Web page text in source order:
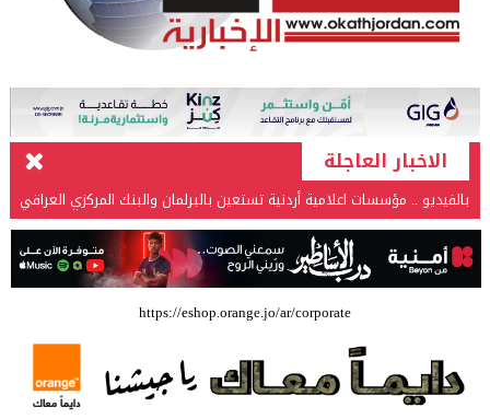
الاخبار العاجلة
بالفيديو .. إرادة القائد ثم التعليم ثم الصناعة والزراعة قذفت ببنجلاديش خلال
عشرين عاما من دخل الفرد ٤٠٠$ سنويا الى ٦٠٠٠ $ ، فهل نستطيع ؟؟؟؟؟
شركة تسابيح للسياحة والسفر تسير اول رحلة لحجاج بيت الله الحرام عبر مطار
الملكة علياء الدولي – صور
وزيرة الثقافة تفتتح حفل توزيع جوائز الأولمبياد العلمي لـ جمعية المواهب
حملة للتبرع بالدم في جامعة الزيتونة الأردنية
بالفيديو .. مؤسسات اعلامية أردنية تستعين بالبرلمان والبنك المركزي العراقي
https://eshop.orange.jo/ar/corporate